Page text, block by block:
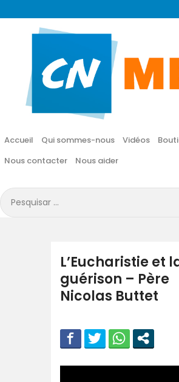
Accueil Qui sommes-nous Vidéos
Nous contacter
Nous aider
Pesquisar
por:
CN MÉDIA
Une vie nouvelle en JESUS !
Accueil
Vidéos
Boutique en
Nous aider
L’Eucharistie et
guérison – Père
Nicolas Buttet